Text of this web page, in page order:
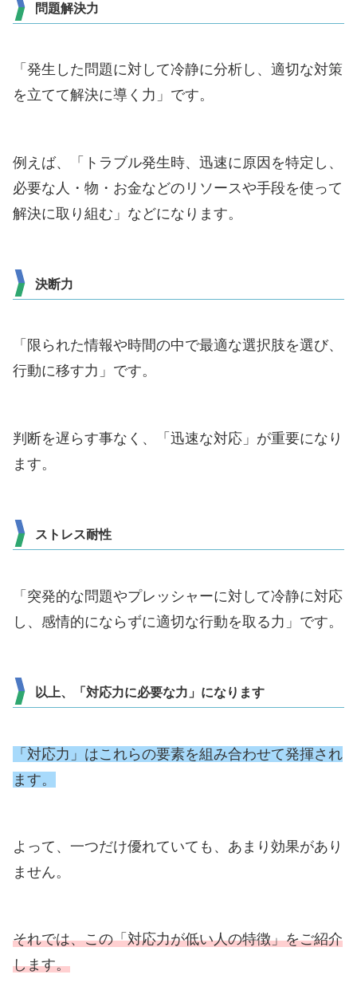
問題解決力
「発生した問題に対して冷静に分析し、適切な対策
を立てて解決に導く力」です。
例えば、「トラブル発生時、迅速に原因を特定し、
必要な人・物・お金などのリソースや手段を使って
解決に取り組む」などになります。
決断力
「限られた情報や時間の中で最適な選択肢を選び、
行動に移す力」です。
判断を遅らす事なく、「迅速な対応」が重要になり
ます。
ストレス耐性
「突発的な問題やプレッシャーに対して冷静に対応
し、感情的にならずに適切な行動を取る力」です。
以上、「対応力に必要な力」になります
「対応力」はこれらの要素を組み合わせて発揮され
ます。
よって、一つだけ優れていても、あまり効果があり
ません。
それでは、この「対応力が低い人の特徴」をご紹介
します。